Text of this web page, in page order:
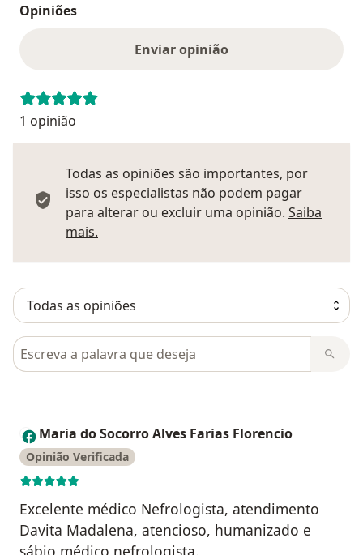
Opiniões
Enviar opinião
1 opinião
Todas as opiniões são importantes, por
isso os especialistas não podem pagar
para alterar ou excluir uma opinião. Saiba
mais.
Pesquisar em opiniões
M Maria do Socorro Alves Farias Florencio
Opinião Verificada
Excelente médico Nefrologista, atendimento
Davita Madalena, atencioso, humanizado e
sábio médico nefrologista.